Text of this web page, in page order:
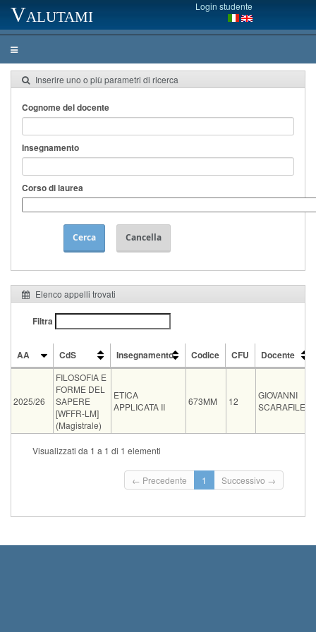
Valutami Login studente
Inserire uno o più parametri di ricerca
Cognome del docente
Insegnamento
Corso di laurea
Cerca Cancella
Elenco appelli trovati
Filtra
AA CdS Insegnamento Codice CFU
Docente
CdS
2025/26
FILOSOFIA E
FORME DEL
SAPERE
[WFFR-LM]
(Magistrale)
ETICA
APPLICATA II
673MM 12
GIOVANNI
SCARAFILE
Data e ora Sede Note
comunicata per Gli studenti sono tenuti ad essere
presenti all'appello che...Leggi tutto
0
Visualizzati da 1 a 1 di 1 elementi
← Precedente 1 Successivo →